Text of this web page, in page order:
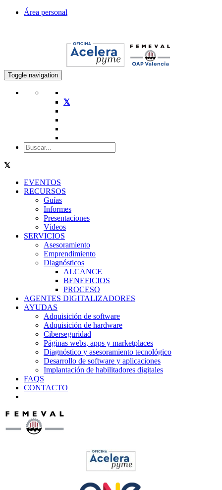
Área personal
Toggle navigation
EVENTOS
RECURSOS
Guías
Informes
Presentaciones
Vídeos
SERVICIOS
Asesoramiento
Emprendimiento
Diagnósticos
ALCANCE
BENEFICIOS
PROCESO
AGENTES DIGITALIZADORES
AYUDAS
Adquisición de software
Adquisición de hardware
Ciberseguridad
Páginas webs, apps y marketplaces
Diagnóstico y asesoramiento tecnológico
Desarrollo de software y aplicaciones
Implantación de habilitadores digitales
FAQS
CONTACTO